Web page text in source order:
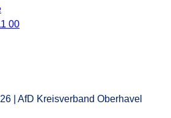
00
| AfD Kreisverband Oberhavel